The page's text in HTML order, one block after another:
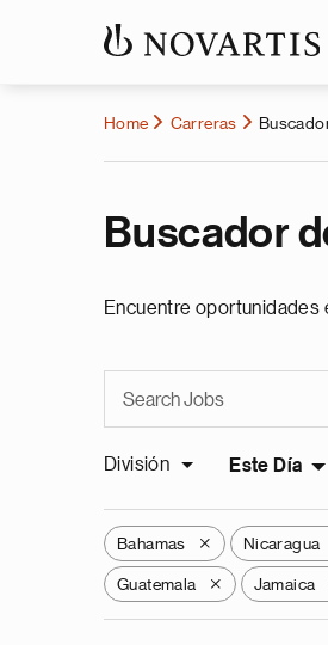
Home Carreras
Buscador
Encuentre oportunidades
División Este Día
Bahamas X Nicaragua
Guatemala X Jamaica